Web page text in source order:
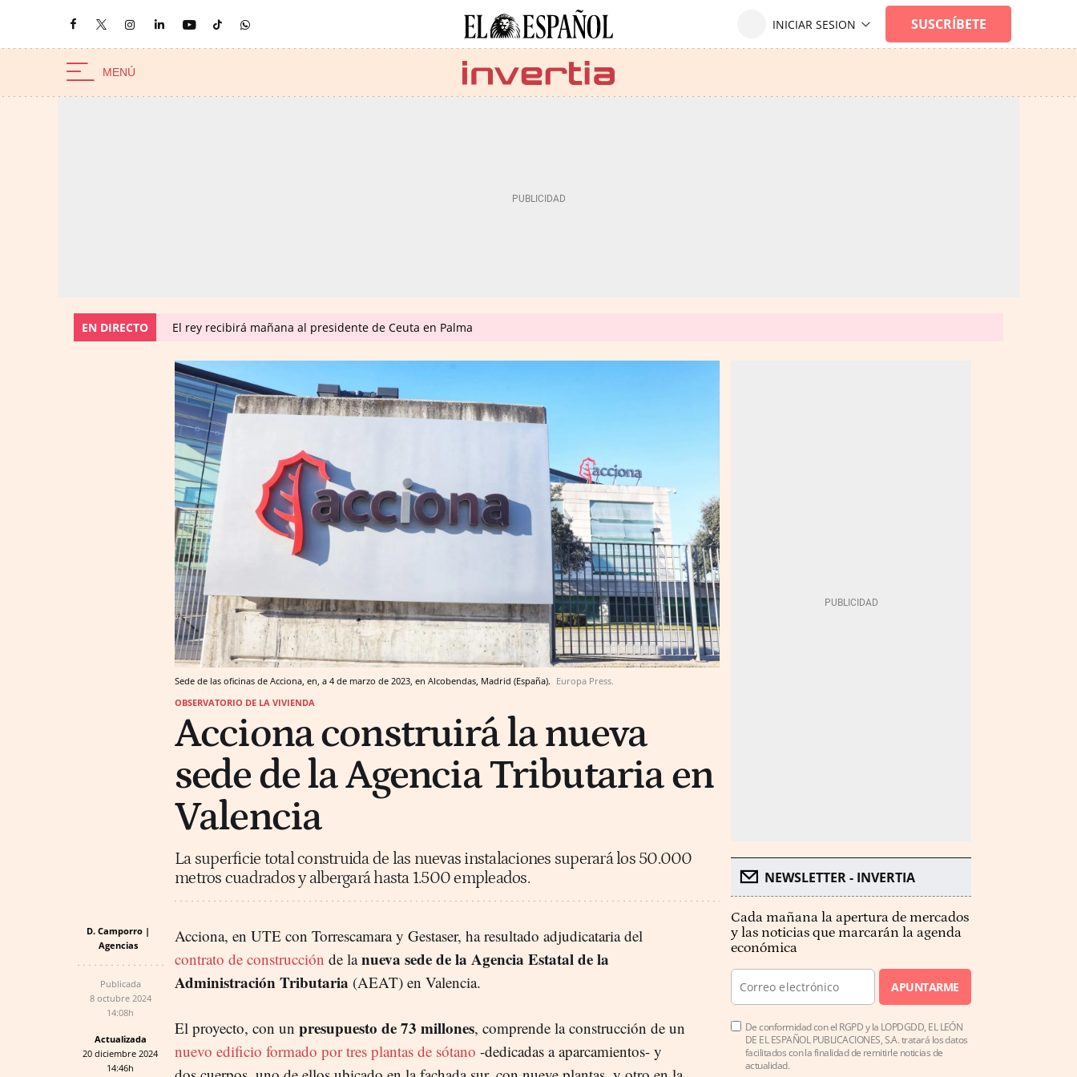
EN DIRECTO El rey recibirá mañana al presidente de Ceuta en Palma
Sede de las oficinas de Acciona, en, a 4 de marzo de 2023, en Alcobendas, Madrid (España). Europa Press.
OBSERVATORIO DE LA VIVIENDA
Acciona construirá la nueva
sede de la Agencia Tributaria en
Valencia
La superficie total construida de las nuevas instalaciones superará los 50.000
metros cuadrados y albergará hasta 1.500 empleados.
D. Camporro |
Agencias
Publicada
8 octubre 2024
14:08h
Actualizada
20 diciembre 2024
14:46h
Acciona, en UTE con Torrescamara y Gestaser, ha resultado adjudicataria del
contrato de construcción de lanueva sede de la Agencia Estatal de la
Administración Tributaria (AEAT) en Valencia.
El proyecto, con un presupuesto de 73 millones, comprende la construcción de un
nuevo edificio formado por tres plantas de sótano -dedicadas a aparcamientos- y
NEWSLETTER - INVERTIA
Cada mañana la apertura de mercados
y las noticias que marcarán la agenda
económica
APUNTARME
De conformidad con el RGPD y la LOPDGDD, EL LEÓN
DE EL ESPAÑOL PUBLICACIONES, S.A. tratará los datos
facilitados con la finalidad de remitirle noticias de
actualidad.